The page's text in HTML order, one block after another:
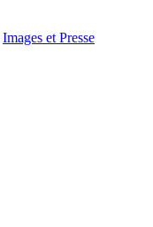
Images et Presse